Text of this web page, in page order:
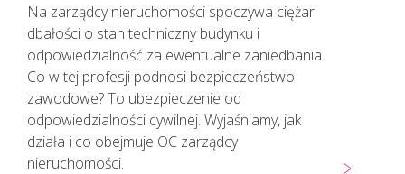
Na zarządcy nieruchomości spoczywa ciężar
dbałości o stan techniczny budynku i
odpowiedzialność za ewentualne zaniedbania.
Co w tej profesji podnosi bezpieczeństwo
zawodowe? To ubezpieczenie od
odpowiedzialności cywilnej. Wyjaśniamy, jak
działa i co obejmuje OC zarządcy
nieruchomości.